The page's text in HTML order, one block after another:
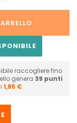
raccogliere fino
genera 39 punti
1,95 €.